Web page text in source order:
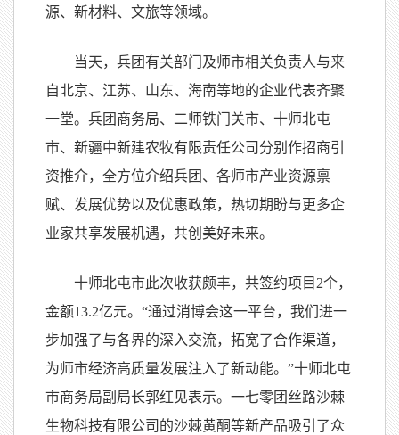
源、新材料、文旅等领域。
当天，兵团有关部门及师市相关负责人与来
自北京、江苏、山东、海南等地的企业代表齐聚
一堂。兵团商务局、二师铁门关市、十师北屯
市、新疆中新建农牧有限责任公司分别作招商引
资推介，全方位介绍兵团、各师市产业资源禀
赋、发展优势以及优惠政策，热切期盼与更多企
业家共享发展机遇，共创美好未来。
十师北屯市此次收获颇丰，共签约项目2个，
金额13.2亿元。“通过消博会这一平台，我们进一
步加强了与各界的深入交流，拓宽了合作渠道，
为师市经济高质量发展注入了新动能。”十师北屯
市商务局副局长郭红见表示。一七零团丝路沙棘
生物科技有限公司的沙棘黄酮等新产品吸引了众